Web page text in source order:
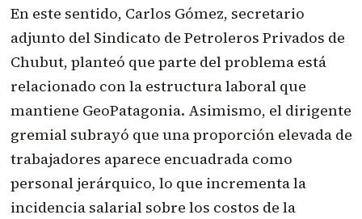
En este sentido, Carlos Gómez, secretario
adjunto del Sindicato de Petroleros Privados de
Chubut, planteó que parte del problema está
relacionado con la estructura laboral que
mantiene GeoPatagonia. Asimismo, el dirigente
gremial subrayó que una proporción elevada de
trabajadores aparece encuadrada como
personal jerárquico, lo que incrementa la
incidencia salarial sobre los costos de la